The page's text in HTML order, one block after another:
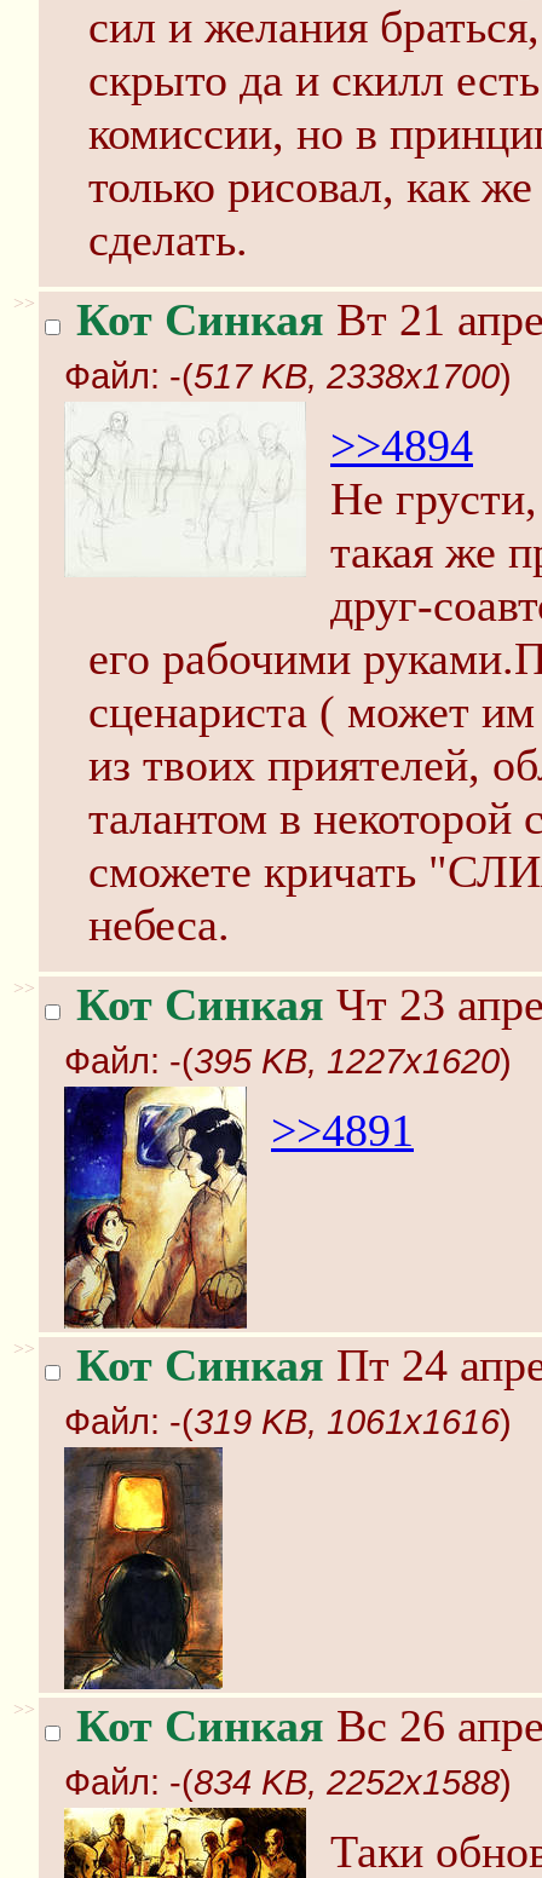
сил и желания
скрыто да и скилл
комиссии, но в
только рисовал, как
сделать.
>> Кот Синкая Вт 21
Файл: -(517 KB, 2338x1700)
>>4894
Не
такая же
друг-
его рабочими
сценариста ( может им
из твоих приятелей,
талантом в некоторой
сможете кричать
небеса.
>> Кот Синкая Чт 23
Файл: -(395 KB, 1227x1620)
>>4891
>> Кот Синкая Пт 24
Файл: -(319 KB, 1061x1616)
>> Кот Синкая Вс 26
Файл: -(834 KB, 2252x1588)
Таки